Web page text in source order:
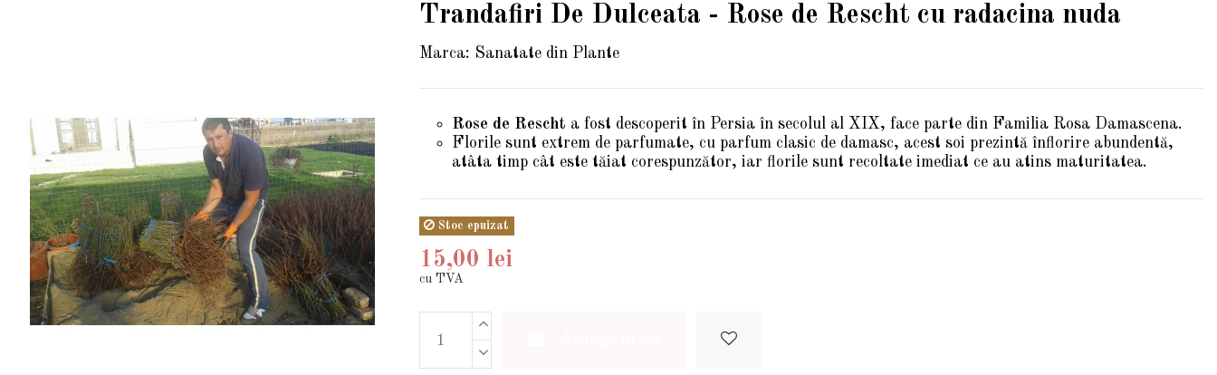
Trandafiri De Dulceata - Rose de Rescht cu radacina nuda
Marca: Sanatate din Plante
Rose de Rescht a fost descoperit în Persia în secolul al XIX, face parte din Familia Rosa Damascena.
Florile sunt extrem de parfumate, cu parfum clasic de damasc, acest soi prezintă înflorire abundentă,
atâta timp cât este tăiat corespunzător, iar florile sunt recoltate imediat ce au atins maturitatea.
Stoc epuizat
15,00 lei
cu TVA